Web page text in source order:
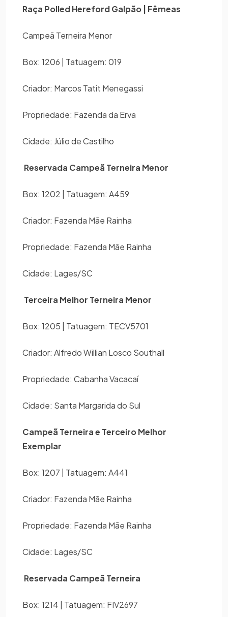
Raça Polled Hereford Galpão | Fêmeas
Campeã Terneira Menor
Box: 1206 | Tatuagem: 019
Criador: Marcos Tatit Menegassi
Propriedade: Fazenda da Erva
Cidade: Júlio de Castilho
Reservada Campeã Terneira Menor
Box: 1202 | Tatuagem: A459
Criador: Fazenda Mãe Rainha
Propriedade: Fazenda Mãe Rainha
Cidade: Lages/SC
Terceira Melhor Terneira Menor
Box: 1205 | Tatuagem: TECV5701
Criador: Alfredo Willian Losco Southall
Propriedade: Cabanha Vacacaí
Cidade: Santa Margarida do Sul
Campeã Terneira e Terceiro Melhor
Exemplar
Box: 1207 | Tatuagem: A441
Criador: Fazenda Mãe Rainha
Propriedade: Fazenda Mãe Rainha
Cidade: Lages/SC
Reservada Campeã Terneira
Box: 1214 | Tatuagem: FIV2697